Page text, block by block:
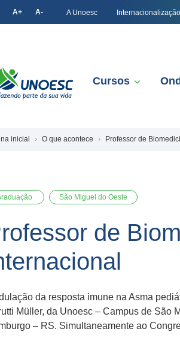
A+ A- A Unoesc Internacionalização
Cursos
inicial O que acontece Professor de
São Miguel do Oeste
de
da resposta imune na Asma
Müller, da Unoesc – Campus de São
– RS. Simultaneamente ao